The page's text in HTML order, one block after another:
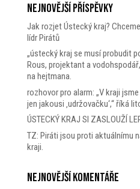
Nejnovější příspěvky
Jak rozjet Ústecký kraj?
lídr Pirátů
„ústecký kraj se musí probudit
Rous, projektant a
na hejtmana.
rozhovor pro alarm: „V kraji
jen jakousi ‚udržovačku‘,“ říká
ÚSTECKÝ KRAJ SI ZASLOUŽÍ
TZ: Piráti jsou proti aktuálnímu
kraji.
Nejnovější komentáře